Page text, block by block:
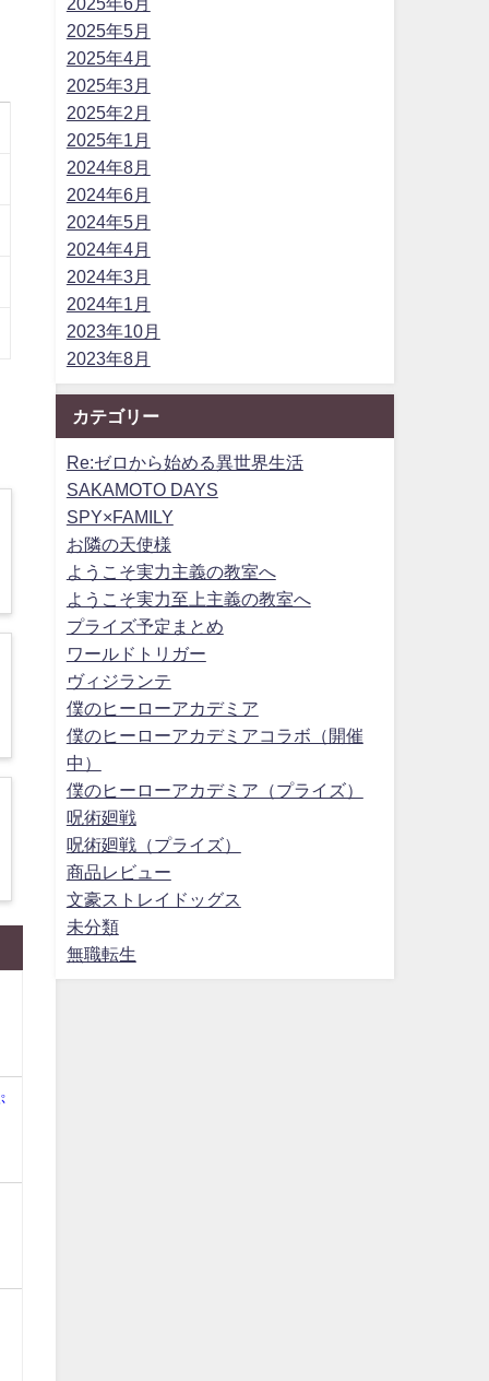
2025年5月
2025年4月
2025年3月
2025年2月
2025年1月
2024年8月
2024年6月
2024年5月
2024年4月
2024年3月
2024年1月
2023年10月
2023年8月
カテゴリー
Re:ゼロから始める異世界生活
SAKAMOTO DAYS
SPY×FAMILY
お隣の天使様
ようこそ実力主義の教室へ
ようこそ実力至上主義の教室へ
プライズ予定まとめ
ワールドトリガー
ヴィジランテ
僕のヒーローアカデミア
僕のヒーローアカデミアコラボ（開催
中）
僕のヒーローアカデミア（プライズ）
呪術廻戦
呪術廻戦（プライズ）
商品レビュー
文豪ストレイドッグス
未分類
無職転生